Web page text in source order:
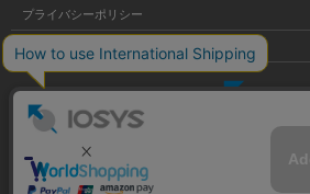
プライバシーポリシー
サイトマップ
大阪府公安委員会発行 古物商許可証 第